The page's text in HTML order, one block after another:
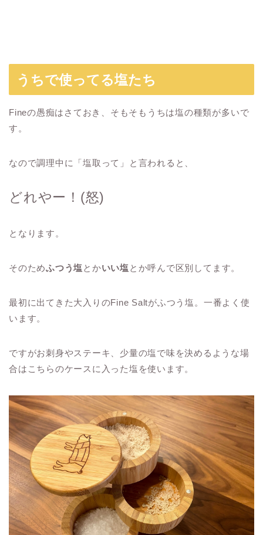
うちで使ってる塩たち
Fineの愚痴はさておき、そもそもうちは塩の種類が多いで
す。
なので調理中に「塩取って」と言われると、
どれやー！(怒)
となります。
そのためふつう塩 とかいい塩 とか呼んで区別してます。
最初に出てきた大入りのFine Saltがふつう塩。一番よく使
います。
ですがお刺身やステーキ、少量の塩で味を決めるような場
合はこちらのケースに入った塩を使います。